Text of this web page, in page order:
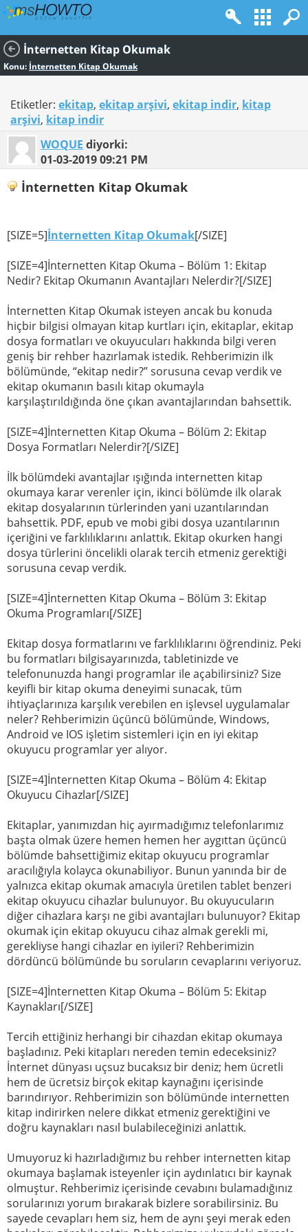
İnternetten Kitap Okumak
Konu: İnternetten Kitap Okumak
Etiketler: ekitap, ekitap arşivi, ekitap indir, kitap
arşivi, kitap indir
WOQUE diyorki:
01-03-201909:21 PM
İnternetten Kitap Okumak
[SIZE=5]İnternetten Kitap Okumak[/SIZE]
[SIZE=4]İnternetten Kitap Okuma – Bölüm 1: Ekitap
Nedir? Ekitap Okumanın Avantajları Nelerdir?[/SIZE]
İnternetten Kitap Okumak isteyen ancak bu konuda
hiçbir bilgisi olmayan kitap kurtları için, ekitaplar, ekitap
dosya formatları ve okuyucuları hakkında bilgi veren
geniş bir rehber hazırlamak istedik. Rehberimizin ilk
bölümünde, “ekitap nedir?” sorusuna cevap verdik ve
ekitap okumanın basılı kitap okumayla
karşılaştırıldığında öne çıkan avantajlarından bahsettik.
[SIZE=4]İnternetten Kitap Okuma – Bölüm 2: Ekitap
Dosya Formatları Nelerdir?[/SIZE]
İlk bölümdeki avantajlar ışığında internetten kitap
okumaya karar verenler için, ikinci bölümde ilk olarak
ekitap dosyalarının türlerinden yani uzantılarından
bahsettik. PDF, epub ve mobi gibi dosya uzantılarının
içeriğini ve farklılıklarını anlattık. Ekitap okurken hangi
dosya türlerini öncelikli olarak tercih etmeniz gerektiği
sorusuna cevap verdik.
[SIZE=4]İnternetten Kitap Okuma – Bölüm 3: Ekitap
Okuma Programları[/SIZE]
Ekitap dosya formatlarını ve farklılıklarını öğrendiniz. Peki
bu formatları bilgisayarınızda, tabletinizde ve
telefonunuzda hangi programlar ile açabilirsiniz? Size
keyifli bir kitap okuma deneyimi sunacak, tüm
ihtiyaçlarınıza karşılık verebilen en işlevsel uygulamalar
neler? Rehberimizin üçüncü bölümünde, Windows,
Android ve IOS işletim sistemleri için en iyi ekitap
okuyucu programlar yer alıyor.
[SIZE=4]İnternetten Kitap Okuma – Bölüm 4: Ekitap
Okuyucu Cihazlar[/SIZE]
Ekitaplar, yanımızdan hiç ayırmadığımız telefonlarımız
başta olmak üzere hemen hemen her aygıttan üçüncü
bölümde bahsettiğimiz ekitap okuyucu programlar
aracılığıyla kolayca okunabiliyor. Bunun yanında bir de
yalnızca ekitap okumak amacıyla üretilen tablet benzeri
ekitap okuyucu cihazlar bulunuyor. Bu okuyucuların
diğer cihazlara karşı ne gibi avantajları bulunuyor? Ekitap
okumak için ekitap okuyucu cihaz almak gerekli mi,
gerekliyse hangi cihazlar en iyileri? Rehberimizin
dördüncü bölümünde bu soruların cevaplarını veriyoruz.
[SIZE=4]İnternetten Kitap Okuma – Bölüm 5: Ekitap
Kaynakları[/SIZE]
Tercih ettiğiniz herhangi bir cihazdan ekitap okumaya
başladınız. Peki kitapları nereden temin edeceksiniz?
İnternet dünyası uçsuz bucaksız bir deniz; hem ücretli
hem de ücretsiz birçok ekitap kaynağını içerisinde
barındırıyor. Rehberimizin son bölümünde internetten
kitap indirirken nelere dikkat etmeniz gerektiğini ve
doğru kaynakları nasıl bulabileceğinizi anlattık.
Umuyoruz ki hazırladığımız bu rehber internetten kitap
okumaya başlamak isteyenler için aydınlatıcı bir kaynak
olmuştur. Rehberimiz içerisinde cevabını bulamadığınız
sorularınızı yorum bırakarak bizlere sorabilirsiniz. Bu
sayede cevapları hem siz, hem de aynı şeyi merak eden